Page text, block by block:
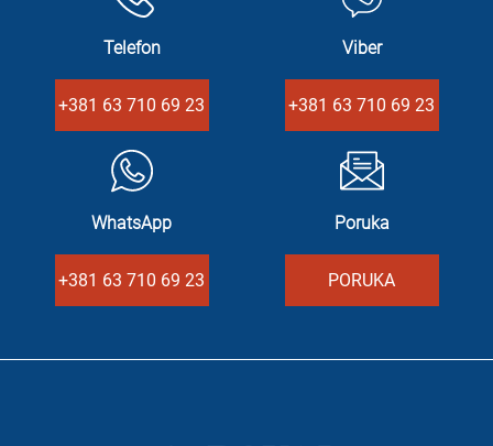
Telefon
+381 63 710 69 23
Viber
+381 63 710 69 23
WhatsApp
+381 63 710 69 23
Poruka
PORUKA